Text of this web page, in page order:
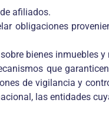
afiliados.
obligaciones
bienes inmuebles
que
de vigilancia y
las entidades